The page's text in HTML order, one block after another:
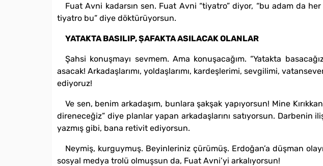
Fuat Avni kadarsın sen. Fuat Avni “tiyatro” diyor, “bu adam da
tiyatro bu” diye döktürüyorsun.
YATAKTA BASILIP, ŞAFAKTA ASILACAK OLANLAR
Şahsi konuşmayı sevmem. Ama konuşacağım. “Yatakta
asacak! Arkadaşlarımı, yoldaşlarımı, kardeşlerimi, sevgilimi,
ediyoruz!
Ve sen, benim arkadaşım, bunlara şakşak yapıyorsun! Mine
direneceğiz” diye planlar yapan arkadaşlarını satıyorsun. Darbenin
yazmış gibi, bana retivit ediyorsun.
Neymiş, kurguymuş. Beyinleriniz çürümüş. Erdoğan’a düşman
sosyal medya trolü olmuşsun da, Fuat Avni’yi arkalıyorsun!